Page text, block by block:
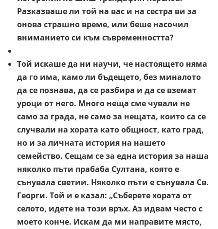
Разказваше ли той на вас и на сестра ви за
онова страшно време, или беше насочил
вниманието си към съвременността?
Той искаше да ни научи, че настоящето няма
да го има, камо ли бъдещето, без миналото
да се познава, да се разбира и да се вземат
уроци от него. Много неща сме чували не
само за града, не само за нещата, които са се
случвали на хората като общност, като град,
но и за личната история на нашето
семейство. Сещам се за една история за наша
няколко пъти прабаба Султана, която е
сънувала светии. Няколко пъти е сънувала Св.
Георги. Той и е казал: „Съберете хората от
селото, идете на този връх. Аз идвам често с
моето конче. Искам да ми направите място,